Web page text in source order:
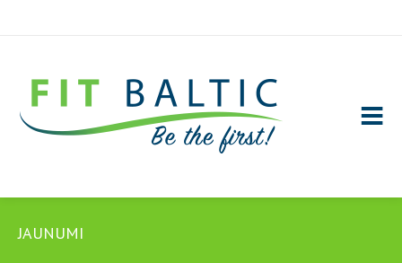
JAUNUMI